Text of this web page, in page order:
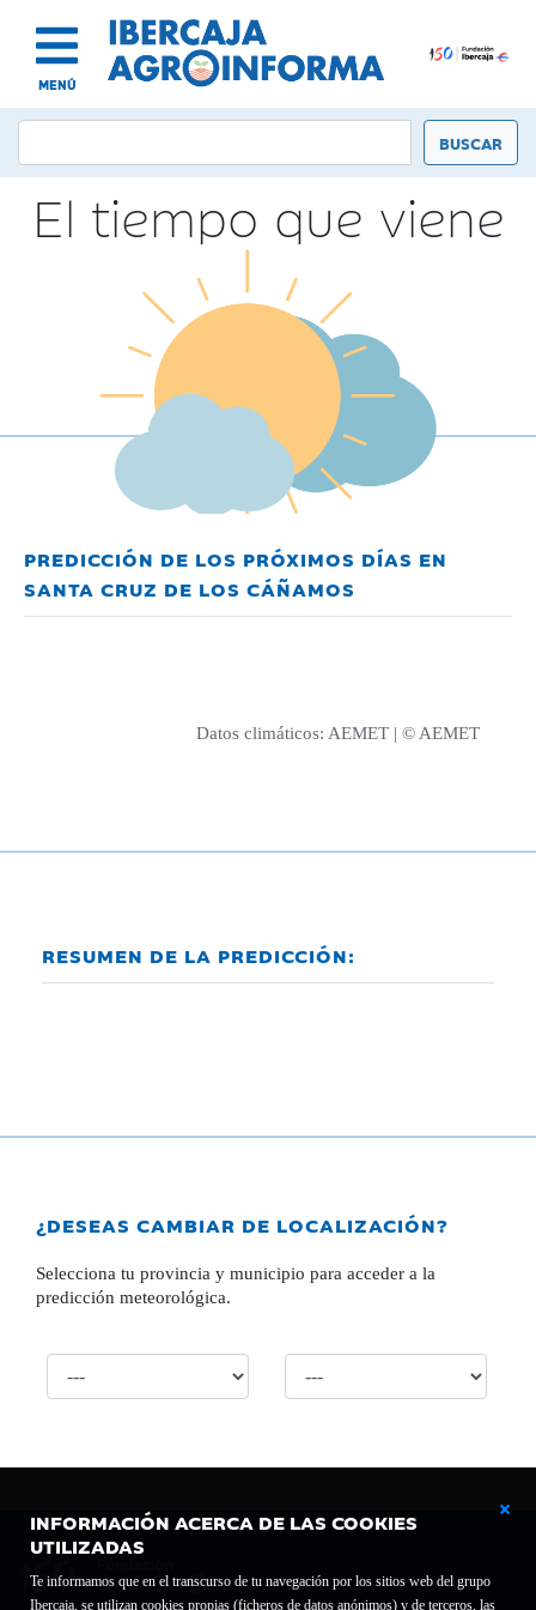
MENÚ
INFORMACIÓN ACERCA DE LAS COOKIES
UTILIZADAS
Te informamos que en el transcurso de tu navegación por los sitios web del grupo
Ibercaja, se utilizan cookies propias (ficheros de datos anónimos) y de terceros, las
El tiempo que viene
PREDICCIÓN DE LOS PRÓXIMOS DÍAS EN
SANTA CRUZ DE LOS CÁÑAMOS
Datos climáticos: AEMET | © AEMET
RESUMEN DE LA PREDICCIÓN:
¿DESEAS CAMBIAR DE LOCALIZACIÓN?
Selecciona tu provincia y municipio para acceder a la
predicción meteorológica.